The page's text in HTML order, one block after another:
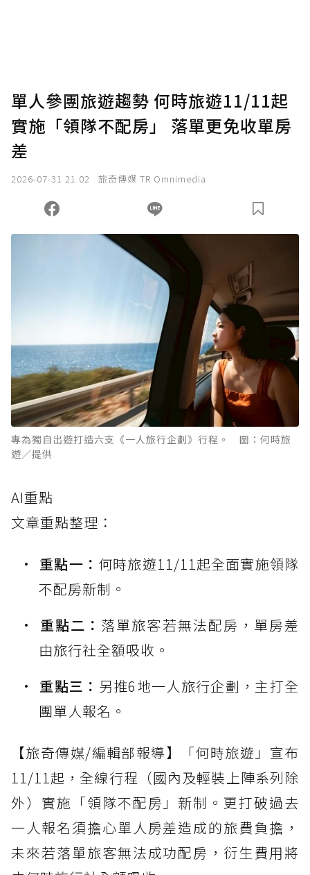
單人參團旅遊趨勢 何時旅遊11/11起
實施「領隊不配房」 落單更免收單房
差
2026-07-31 21:02 旅奇傳媒 TR Omnimedia
專為獨自出遊打造六支《一人旅行企劃》行程。 圖：何時旅
遊／提供
AI重點
文章重點整理：
重點一： 何時旅遊11/11起全面實施領隊
不配房新制。
重點二： 落單旅客若無法配房，單房差
由旅行社全額吸收。
重點三： 另推6地一人旅行企劃，主打全
團單人報名。
【旅奇傳媒/編輯部報導】「何時旅遊」宣布
11/11起，全線行程（國內及輕裝上陣系列除
外）實施「領隊不配房」新制。更打破過去
一人報名須擔心單人房差造成的旅費負擔，
未來若落單旅客無法成功配房，衍生費用將